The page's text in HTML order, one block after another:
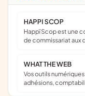
HAPPI SCOP
Happï Scop est une coopérative d’expertise comptable &
de commissariat aux
WHAT THE WEB
Vos outils numériques au service de votre mission : site web,
adhésions,